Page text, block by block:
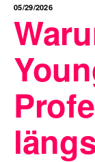
05/29/2026